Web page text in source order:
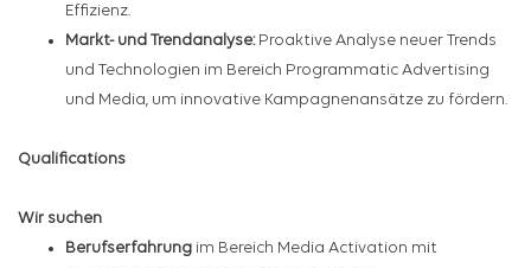
Effizienz.
Markt- und Trendanalyse:Proaktive Analyse neuer Trends
und Technologien im Bereich Programmatic Advertising
und Media, um innovative Kampagnenansätze zu fördern.
Qualifications
Wir suchen
Berufserfahrung im Bereich Media Activation mit